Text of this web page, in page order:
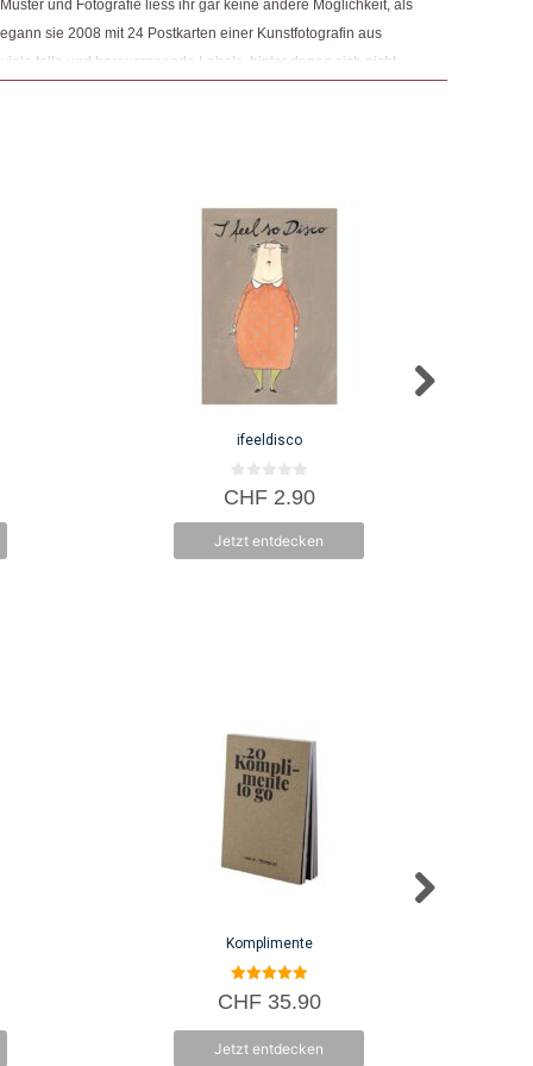
und Fotografie liess ihr gar keine andere Möglichkeit, als
sie 2008 mit 24 Postkarten einer Kunstfotografin aus
tolle und herausragende Labels, hinter denen sich nicht
Menschen verbargen, die sie dazu veranlassten,
ifeeldisco
0
v
5
CHF2.90
Jetzt entdecken
Komplimente
5.00
von 5
CHF35.90
Jetzt entdecken